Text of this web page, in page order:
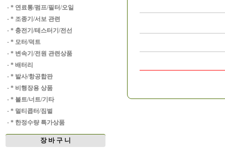
· * 연료통/펌프/필터/오일
· * 조종기/서보 관련
· * 충전기/테스터기/전선
· * 모터/덕트
· * 변속기/전원 관련상품
· * 배터리
· * 발사/항공합판
· * 비행장용 상품
· * 볼트/너트/기타
· * 멀티콥터/짐벌
· * 한정수량 특가상품
장 바 구 니